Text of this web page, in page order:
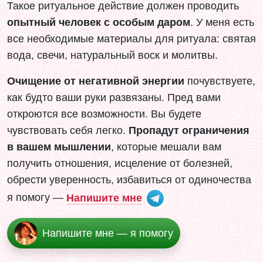
Такое ритуальное действие должен проводить
опытный человек с особым даром. У меня есть
все необходимые материалы для ритуала: святая
вода, свечи, натуральный воск и молитвы.
Очищение от негативной энергии почувствуете,
как будто ваши руки развязаны. Пред вами
откроются все возможности. Вы будете
чувствовать себя легко. Пропадут ограничения
в вашем мышлении, которые мешали вам
получить отношения, исцеление от болезней,
обрести уверенность, избавиться от одиночества
я помогу — Напишите мне
Напишите мне — я помогу